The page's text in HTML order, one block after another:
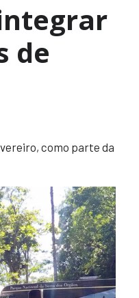
de
como parte da